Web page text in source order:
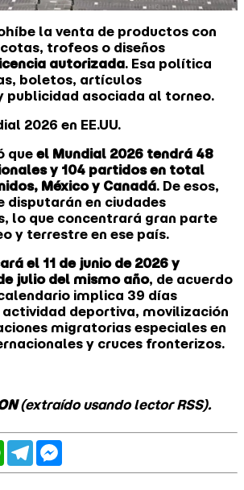
la venta de productos con
trofeos o diseños
autorizada. Esa política
boletos, artículos
publicidad asociada al torneo.
2026 en EE.UU.
que el Mundial 2026 tendrá 48
y 104 partidos en total
México y Canadá. De esos,
disputarán en ciudades
lo que concentrará gran parte
y terrestre en ese país.
el 11 de junio de 2026 y
julio del mismo año, de acuerdo
implica 39 días
actividad deportiva, movilización
migratorias especiales en
y cruces fronterizos.
(extraído usando lector RSS).
WhatsApp
Telegram